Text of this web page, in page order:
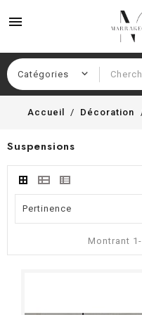
menu
Accueil Décoration
Suspensions
Pertinence
Montrant